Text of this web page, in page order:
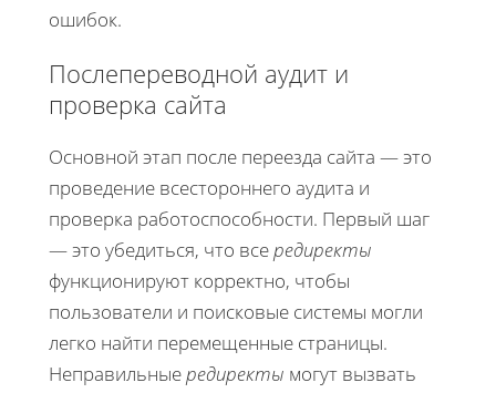
ошибок.
Послепереводной аудит и
проверка сайта
Основной этап после переезда сайта — это
проведение всестороннего аудита и
проверка работоспособности. Первый шаг
— это убедиться, что все редиректы
функционируют корректно, чтобы
пользователи и поисковые системы могли
легко найти перемещенные страницы.
Неправильные редиректы могут вызвать